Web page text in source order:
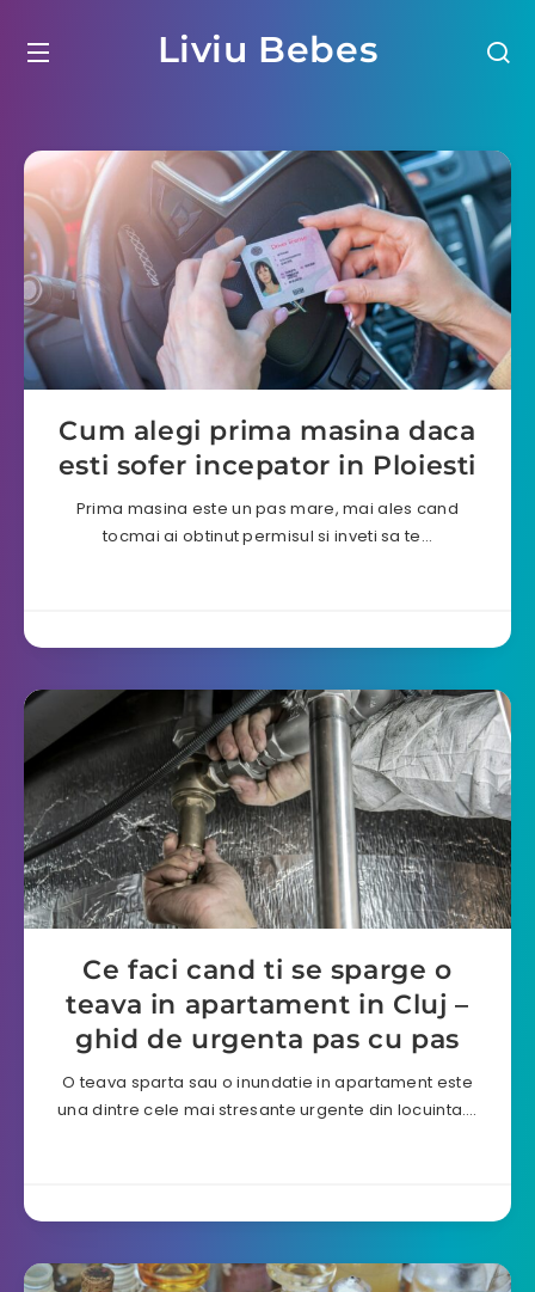
Liviu Bebes
Cum alegi prima masina daca
esti sofer incepator in Ploiesti
Prima masina este un pas mare, mai ales cand
tocmai ai obtinut permisul si inveti sa te…
Ce faci cand ti se sparge o
teava in apartament in Cluj –
ghid de urgenta pas cu pas
O teava sparta sau o inundatie in apartament este
una dintre cele mai stresante urgente din locuinta….